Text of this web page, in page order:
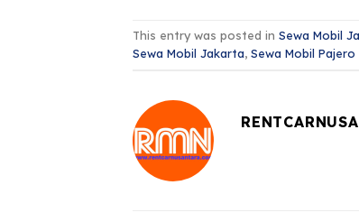
This entry was posted in Sewa Mobil
Sewa Mobil Jakarta, Sewa Mobil